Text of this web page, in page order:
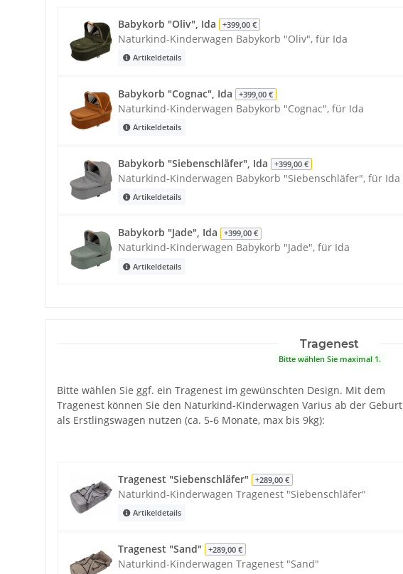
Babykorb "Oliv", Ida +399,00 €
Naturkind-Kinderwagen Babykorb "Oliv", für Ida
Artikeldetails
Babykorb "Cognac", Ida +399,00 €
Naturkind-Kinderwagen Babykorb "Cognac", für Ida
Artikeldetails
Babykorb "Siebenschläfer", Ida +399,00 €
Naturkind-Kinderwagen Babykorb "Siebenschläfer", für Ida
Artikeldetails
Babykorb "Jade", Ida +399,00 €
Naturkind-Kinderwagen Babykorb "Jade", für Ida
Artikeldetails
Tragenest
Bitte wählen Sie maximal 1.
Bitte wählen Sie ggf. ein Tragenest im gewünschten Design. Mit dem
Tragenest können Sie den Naturkind-Kinderwagen Varius ab der Geburt
als Erstlingswagen nutzen (ca. 5-6 Monate, max bis 9kg):
Tragenest "Siebenschläfer" +289,00 €
Naturkind-Kinderwagen Tragenest "Siebenschläfer"
Artikeldetails
Tragenest "Sand" +289,00 €
Naturkind-Kinderwagen Tragenest "Sand"